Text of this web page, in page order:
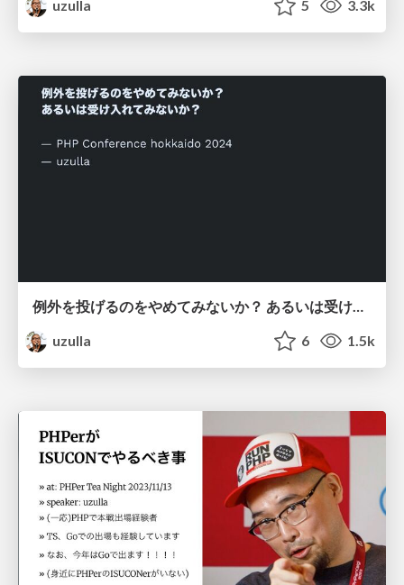
uzulla 5 3.3k
例外を投げるのをやめてみないか？ あるいは受け入れてみないか？ - How to use exceptions other than throwing
uzulla
6 1.5k